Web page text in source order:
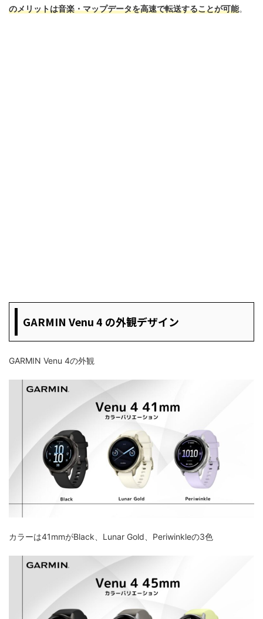
のメリットは音楽・マップデータを高速で転送することが可能。
GARMIN Venu 4 の外観デザイン
GARMIN Venu 4の外観
カラーは41mmがBlack、Lunar Gold、Periwinkleの3色